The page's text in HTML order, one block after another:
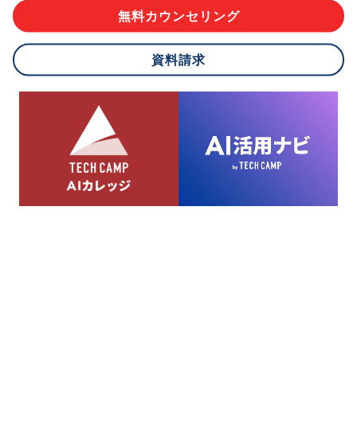
ご本人様が当社に個人情報を提供されるかどうかは任意による
応ができない場合があります。
8.cookieにより取得・分析した情報とその利用について
当社は第三者が運営するデータ・マネジメント・プラットフォ
ームからcookieにより収集されたウェブの閲覧機歴及びその分
析結果を取得し、これをお客様の個人データと結びつけた上
で、広告配信等の目的で利用いたします。
無料カウンセリング
資料請求